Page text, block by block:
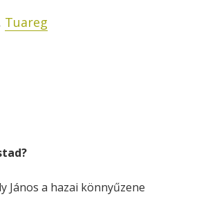
Tuareg
János a hazai könnyűzene